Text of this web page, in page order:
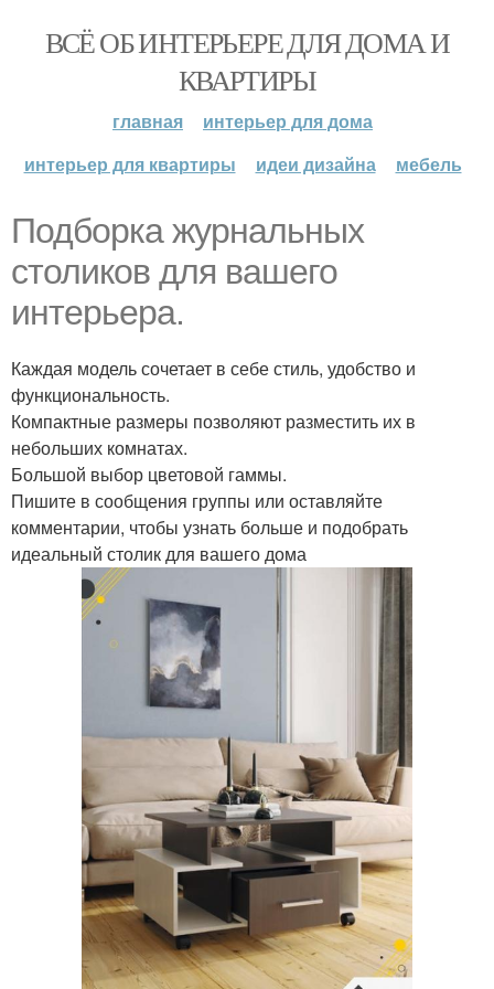
ВСЁ ОБ ИНТЕРЬЕРЕ ДЛЯ ДОМА И
КВАРТИРЫ
главная
интерьер для дома
интерьер для квартиры
идеи дизайна мебель
Подборка журнальных
столиков для вашего
интерьера.
Каждая модель сочетает в себе стиль, удобство и
функциональность.
Компактные размеры позволяют разместить их в
небольших комнатах.
Большой выбор цветовой гаммы.
Пишите в сообщения группы или оставляйте
комментарии, чтобы узнать больше и подобрать
идеальный столик для вашего дома